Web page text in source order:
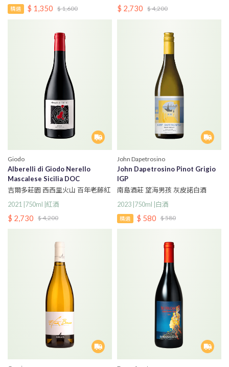
精選 $ 1,350 $ 1,600 $ 2,730 $ 4,200
Giodo
Alberelli di Giodo Nerello
Mascalese Sicilia DOC
吉爾多莊園 西西里火山 百年老藤紅
葡萄酒
2021 |750ml |紅酒
$ 2,730 $ 4,200
John Dapetrosino
John Dapetrosino Pinot Grigio
IGP
南島酒莊 望海男孩 灰皮諾白酒
2023 |750ml |白酒
精選 $ 580 $ 580